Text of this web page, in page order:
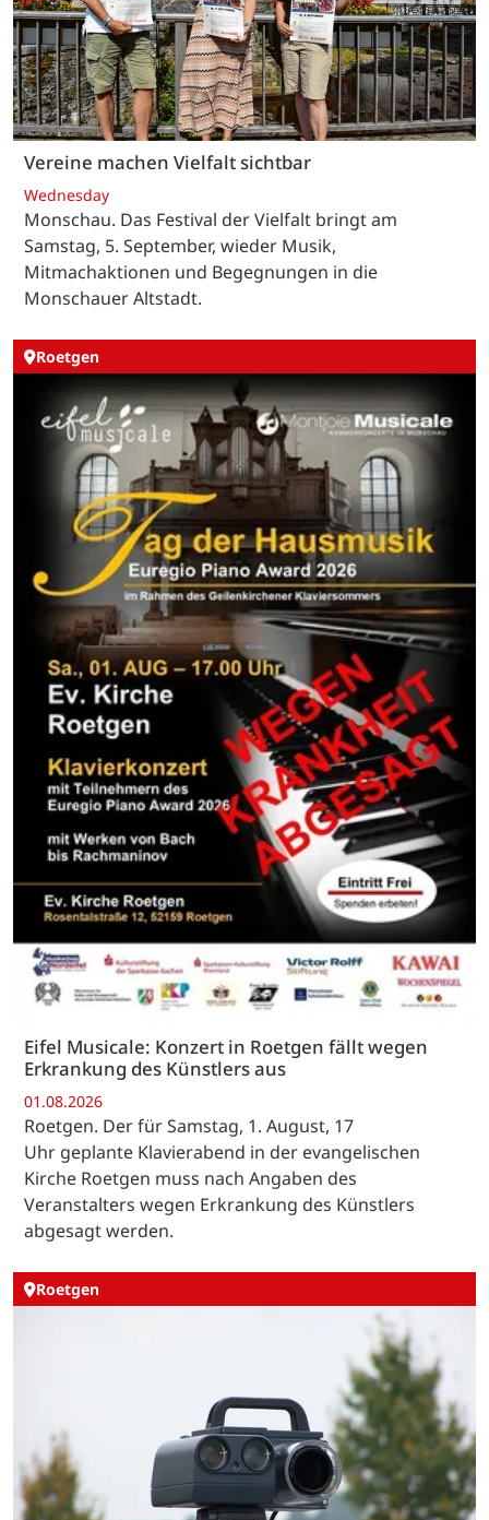
Vereine machen Vielfalt sichtbar
Wednesday
Monschau. Das Festival der Vielfalt bringt am
Samstag, 5. September, wieder Musik,
Mitmachaktionen und Begegnungen in die
Monschauer Altstadt.
Roetgen
Eifel Musicale: Konzert in Roetgen fällt wegen
Erkrankung des Künstlers aus
01.08.2026
Roetgen. Der für Samstag, 1. August, 17
Uhr geplante Klavierabend in der evangelischen
Kirche Roetgen muss nach Angaben des
Veranstalters wegen Erkrankung des Künstlers
abgesagt werden.
Roetgen